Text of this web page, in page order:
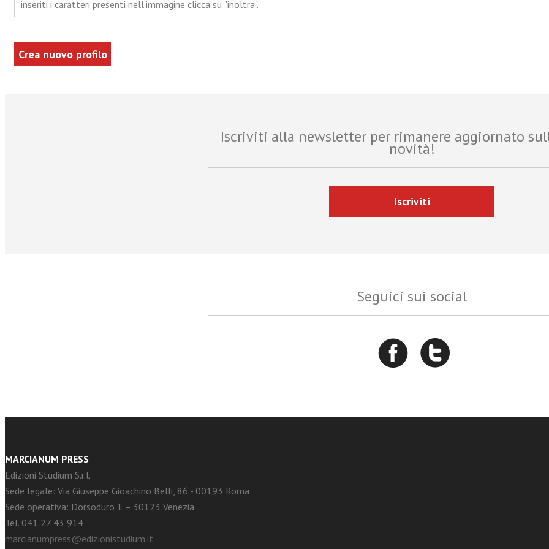
inseriti i caratteri presenti nell'immagine clicca su "inoltra".
Iscriviti alla newsletter per rimanere aggiornato
novità!
Iscriviti
Seguici sui social
MARCIANUM PRESS
Edizioni Studium S.r.l.
Sede legale: Via Giuseppe Gioachino Belli, 86 - 00193 Roma
Sede operativa: Dorsoduro 1 – 30123 Venezia
Tel. 041 27 43 914
marcianumpress@edizionistudium.it